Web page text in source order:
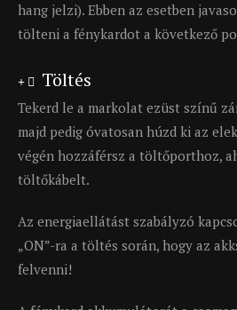
hang jelzi). Ebben az esetben
tölteni a fénykardot a következő
Töltés
Tekerd le a markolat ezüst színű
majd pedig óvatosan húzd ki az
végén hozzáférsz a töltőporthoz,
töltőkábelt.
Az energiaellátást szabályzó
„ON”-ra a töltés során, hogy az
felvenni!